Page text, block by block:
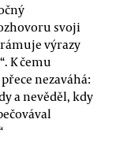
svoji
výrazy
K čemu
nezaváhá:
a nevěděl, kdy